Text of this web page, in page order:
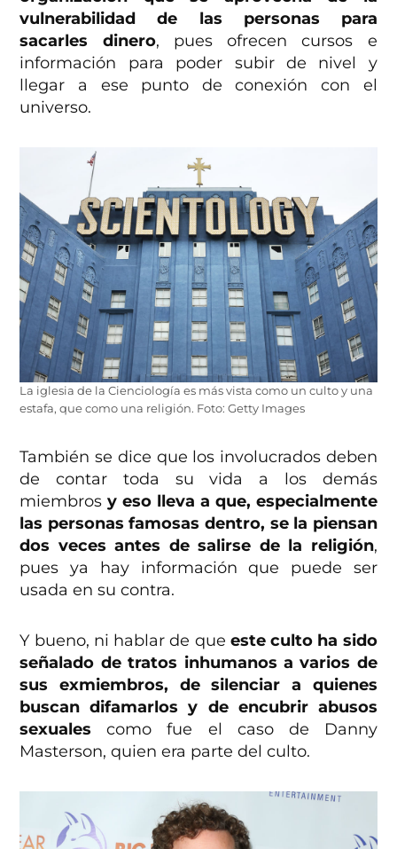
vulnerabilidad de las personas para
sacarles dinero, pues ofrecen cursos e
información para poder subir de nivel y
llegar a ese punto de conexión con el
universo.
La iglesia de la Cienciología es más vista como un culto y una
estafa, que como una religión. Foto: Getty Images
También se dice que los involucrados deben
de contar toda su vida a los demás
miembros y eso lleva a que, especialmente
las personas famosas dentro, se la piensan
dos veces antes de salirse de la religión,
pues ya hay información que puede ser
usada en su contra.
Y bueno, ni hablar de que este culto ha sido
señalado de tratos inhumanos a varios de
sus exmiembros, de silenciar a quienes
buscan difamarlos y de encubrir abusos
sexuales como fue el caso de Danny
Masterson, quien era parte del culto.